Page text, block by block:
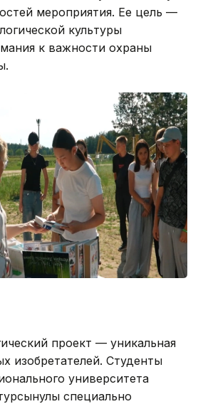
мероприятия. Ее цель —
культуры
к важности охраны
проект — уникальная
изобретателей. Студенты
университета
специально